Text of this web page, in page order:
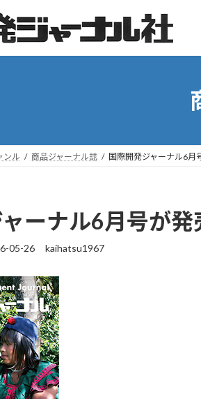
ンル 商品ジャーナル誌 国際開発ジャーナル6月
ーナル6月号が
05-26 kaihatsu1967